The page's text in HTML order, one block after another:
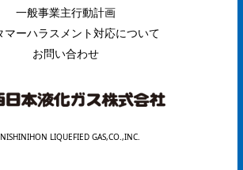
一般事業主行動計画
マーハラスメント対応について
お問い合わせ
LIQUEFIED GAS,CO.,INC.